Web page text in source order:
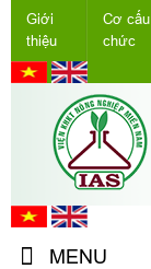
Giới
thiệu
Cơ
chức
MENU